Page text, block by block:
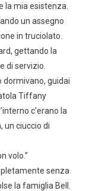
la mia esistenza.
un assegno
in truciolato.
gettando la
di servizio.
dormivano, guidai
Tiffany
c’erano la
un ciuccio di
volo.”
senza
la famiglia Bell.